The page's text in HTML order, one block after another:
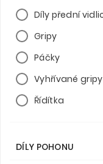
Díly přední
Gripy
Páčky
Vyhřívané gripy
Řídítka
DÍLY POHONU